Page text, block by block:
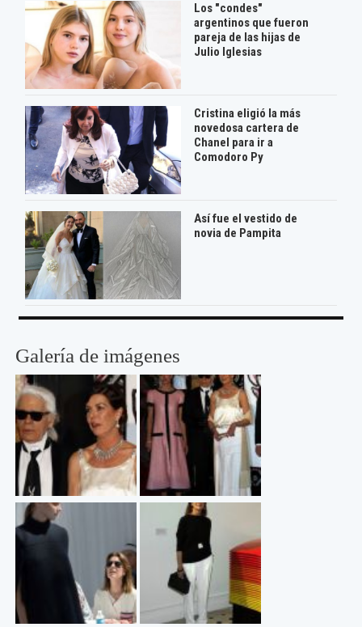
Los "condes"
argentinos que fueron
pareja de las hijas de
Julio Iglesias
Cristina eligió la más
novedosa cartera de
Chanel para ir a
Comodoro Py
Así fue el vestido de
novia de Pampita
Galería de imágenes